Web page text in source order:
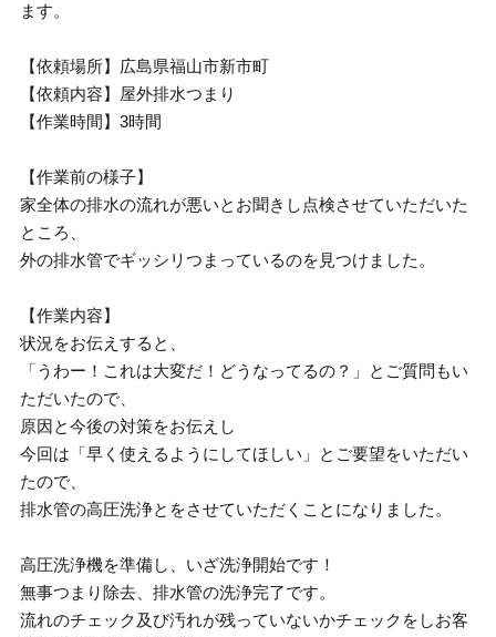
ます。
【依頼場所】広島県福山市新市町
【依頼内容】屋外排水つまり
【作業時間】3時間
【作業前の様子】
家全体の排水の流れが悪いとお聞きし点検させていただいた
ところ、
外の排水管でギッシリつまっているのを見つけました。
【作業内容】
状況をお伝えすると、
「うわー！これは大変だ！どうなってるの？」とご質問もい
ただいたので、
原因と今後の対策をお伝えし
今回は「早く使えるようにしてほしい」とご要望をいただい
たので、
排水管の高圧洗浄とをさせていただくことになりました。
高圧洗浄機を準備し、いざ洗浄開始です！
無事つまり除去、排水管の洗浄完了です。
流れのチェック及び汚れが残っていないかチェックをしお客